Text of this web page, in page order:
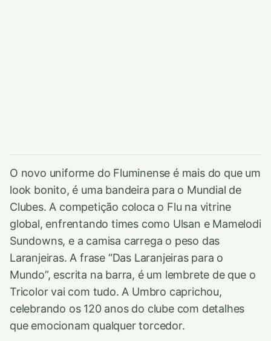
O novo uniforme do Fluminense é mais do que um
look bonito, é uma bandeira para o Mundial de
Clubes. A competição coloca o Flu na vitrine
global, enfrentando times como Ulsan e Mamelodi
Sundowns, e a camisa carrega o peso das
Laranjeiras. A frase “Das Laranjeiras para o
Mundo”, escrita na barra, é um lembrete de que o
Tricolor vai com tudo. A Umbro caprichou,
celebrando os 120 anos do clube com detalhes
que emocionam qualquer torcedor.